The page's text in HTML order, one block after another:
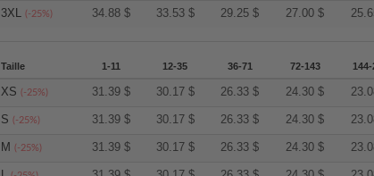
3XL(-25%) 34.88 $ 33.53 $ 29.25$ 27.00$
Taille 1-11 12-35 36-71 72-143
XS(-25%) 31.39 $ 30.17 $ 26.33$ 24.30$
S(-25%) 31.39 $ 30.17 $ 26.33$ 24.30$
M(-25%) 31.39 $ 30.17 $ 26.33$ 24.30$